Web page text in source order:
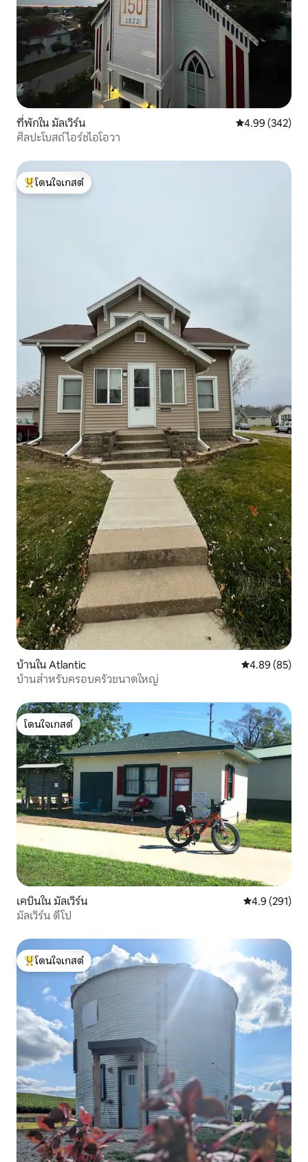
ที่พักใน มัลเวิร์น คะแนนเฉลี่ย
4.99 (342)
ศิลปะโบสถ์ไอร์ชไอโอวา
โดนใจเกสต์ที่สุด
โดนใจเกสต์
บ้านใน Atlantic คะแนนเฉลี่ย
4.89 (85)
บ้านสำหรับครอบครัวขนาดใหญ่
โดนใจเกสต์
โดนใจเกสต์
เคบินใน มัลเวิร์น คะแนนเฉลี่ย
4.9 (291)
มัลเวิร์น ดีโป
โดนใจเกสต์ที่สุด
โดนใจเกสต์